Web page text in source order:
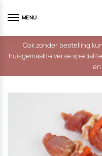
MENU
Ook zonder bestelling
huisgemaakte verse